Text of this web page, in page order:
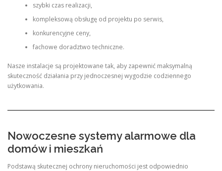
szybki czas realizacji,
kompleksową obsługę od projektu po serwis,
konkurencyjne ceny,
fachowe doradztwo techniczne.
Nasze instalacje są projektowane tak, aby zapewnić maksymalną
skuteczność działania przy jednoczesnej wygodzie codziennego
użytkowania.
Nowoczesne systemy alarmowe dla
domów i mieszkań
Podstawą skutecznej ochrony nieruchomości jest odpowiednio